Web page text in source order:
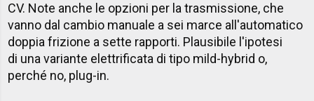
CV. Note anche le opzioni per la trasmissione, che
vanno dal cambio manuale a sei marce all'automatico
doppia frizione a sette rapporti. Plausibile l'ipotesi
di una variante elettrificata di tipo mild-hybrid o,
perché no, plug-in.